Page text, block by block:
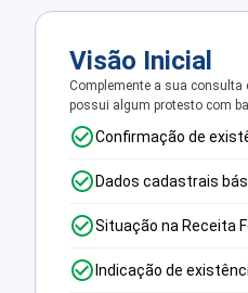
Visão Inicial
Complemente a sua consulta
possui algum protesto com
Confirmação de
Dados cadastrais
Situação na Receita
Indicação de